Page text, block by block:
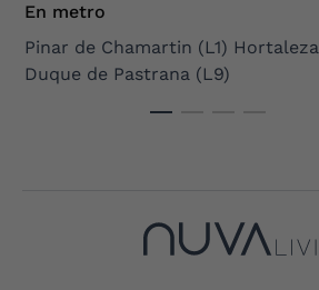
En metro
Pinar de Chamartin (L1)
Duque de Pastrana (L9)